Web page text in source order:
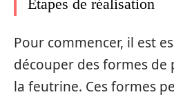
Étapes de réalisation
Pour commencer, il est
découper des formes de
la feutrine. Ces formes